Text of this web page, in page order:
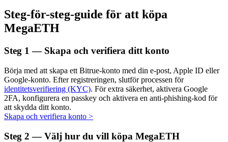
Auto Invest
Ta långsiktig vinst och flexibla intressen
Steg-för-steg-guide för att köpa
MegaETH
Steg 1 — Skapa och verifiera ditt konto
Börja med att skapa ett Bitrue-konto med din e-post, Apple ID eller
Google-konto. Efter registreringen, slutför processen för
identitetsverifiering (KYC). För extra säkerhet, aktivera Google
2FA, konfigurera en passkey och aktivera en anti-phishing-kod för
att skydda ditt konto.
Skapa och verifiera konto >
Steg 2 — Välj hur du vill köpa MegaETH